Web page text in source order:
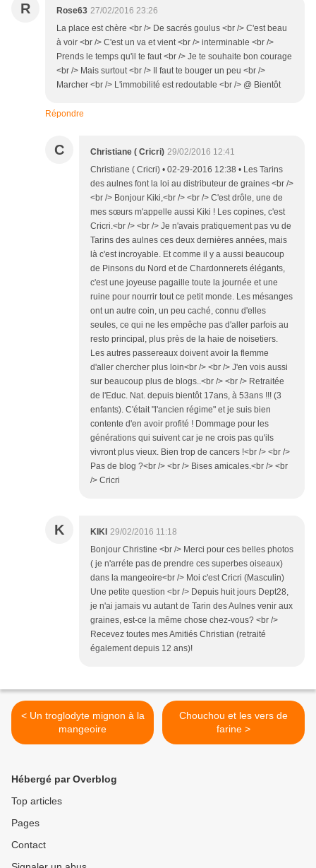
R Rose63 27/02/2016 23:26
La place est chère <br /> De sacrés goulus <br /> C'est beau
à voir <br /> C'est un va et vient <br /> interminable <br />
Prends le temps qu'il te faut <br /> Je te souhaite bon courage
<br /> Mais surtout <br /> Il faut te bouger un peu <br />
Marcher <br /> L'immobilité est redoutable <br /> @ Bientôt
Répondre
C Christiane ( Cricri) 29/02/2016 12:41
Christiane ( Cricri) • 02-29-2016 12:38 • Les Tarins
des aulnes font la loi au distributeur de graines <br />
<br /> Bonjour Kiki,<br /> <br /> C'est drôle, une de
mes sœurs m'appelle aussi Kiki ! Les copines, c'est
Cricri.<br /> <br /> Je n'avais pratiquement pas vu de
Tarins des aulnes ces deux dernières années, mais
là c'est incroyable. Et comme il y a aussi beaucoup
de Pinsons du Nord et de Chardonnerets élégants,
c'est une joyeuse pagaille toute la journée et une
ruine pour nourrir tout ce petit monde. Les mésanges
ont un autre coin, un peu caché, connu d'elles
seules, ce qui ne les empêche pas d'aller parfois au
resto principal, plus près de la haie de noisetiers.
Les autres passereaux doivent avoir la flemme
d'aller chercher plus loin<br /> <br /> J'en vois aussi
sur beaucoup plus de blogs..<br /> <br /> Retraitée
de l'Educ. Nat. depuis bientôt 17ans, à 53ans !!! (3
enfants). C'était "l'ancien régime" et je suis bien
contente d'en avoir profité ! Dommage pour les
générations qui suivent car je ne crois pas qu'ils
vivront plus vieux. Bien trop de cancers !<br /> <br />
Pas de blog ?<br /> <br /> Bises amicales.<br /> <br
/> Cricri
K KIKI 29/02/2016 11:18
Bonjour Christine <br /> Merci pour ces belles photos
( je n'arréte pas de prendre ces superbes oiseaux)
dans la mangeoire<br /> Moi c'est Cricri (Masculin)
Une petite question <br /> Depuis huit jours Dept28,
je n'ai jamais vu autant de Tarin des Aulnes venir aux
graines, est-ce la même chose chez-vous? <br />
Recevez toutes mes Amitiés Christian (retraité
également depuis 12 ans)!
< Un troglodyte mignon à la
mangeoire
Chouchou et les vers de
farine >
Hébergé par Overblog
Top articles
Pages
Contact